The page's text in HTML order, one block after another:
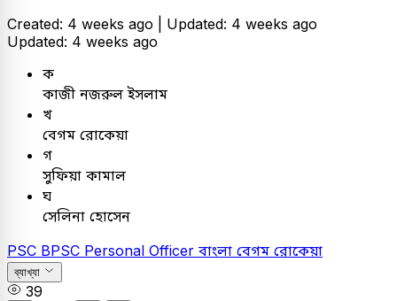
Created: 4 weeks ago | Updated: 4 weeks ago
Updated: 4 weeks ago
ক
কাজী নজরুল ইসলাম
খ
বেগম রোকেয়া
গ
সুফিয়া কামাল
ঘ
সেলিনা হোসেন
PSC BPSC Personal Officer বাংলা বেগম রোকেয়া
ব্যাখ্যা
39